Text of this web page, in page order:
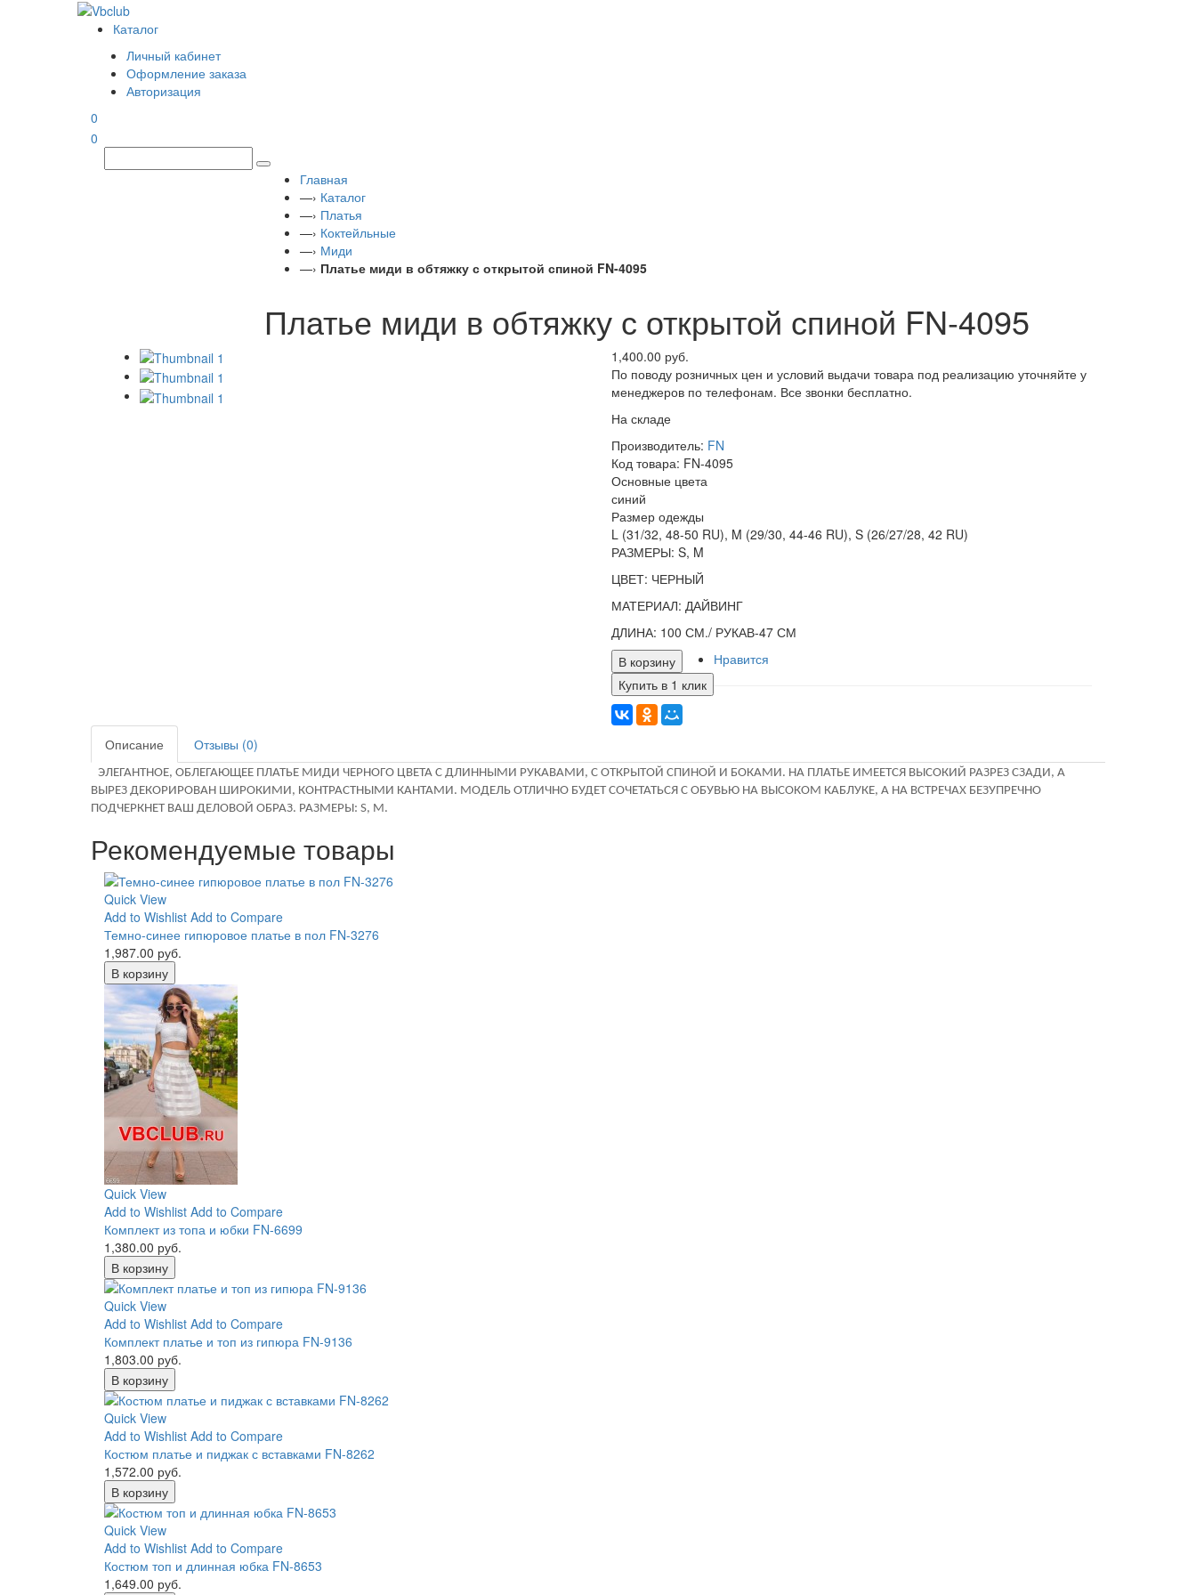
Каталог
Личный кабинет
Оформление заказа
Авторизация
0
0
Главная
—› Каталог
—› Платья
—› Коктейльные
—› Миди
—› Платье миди в обтяжку с открытой спиной FN-4095
Платье миди в обтяжку с открытой спиной FN-4095
1,400.00 руб.
По поводу розничных цен и условий выдачи товара под реализацию уточняйте у
менеджеров по телефонам. Все звонки бесплатно.
На складе
Производитель: FN
Код товара: FN-4095
Основные цвета
синий
Размер одежды
L (31/32, 48-50 RU), M (29/30, 44-46 RU), S (26/27/28, 42 RU)
РАЗМЕРЫ: S, M
ЦВЕТ: ЧЕРНЫЙ
МАТЕРИАЛ: ДАЙВИНГ
ДЛИНА: 100 СМ./ РУКАВ-47 СМ
В корзину
Купить в 1 клик
Нравится
Описание Отзывы (0)
ЭЛЕГАНТНОЕ, ОБЛЕГАЮЩЕЕ ПЛАТЬЕ МИДИ ЧЕРНОГО ЦВЕТА С ДЛИННЫМИ РУКАВАМИ, С ОТКРЫТОЙ СПИНОЙ И БОКАМИ. НА ПЛАТЬЕ ИМЕЕТСЯ ВЫСОКИЙ РАЗРЕЗ СЗАДИ, А
ВЫРЕЗ ДЕКОРИРОВАН ШИРОКИМИ, КОНТРАСТНЫМИ КАНТАМИ. МОДЕЛЬ ОТЛИЧНО БУДЕТ СОЧЕТАТЬСЯ С ОБУВЬЮ НА ВЫСОКОМ КАБЛУКЕ, А НА ВСТРЕЧАХ БЕЗУПРЕЧНО
ПОДЧЕРКНЕТ ВАШ ДЕЛОВОЙ ОБРАЗ. РАЗМЕРЫ: S, M.
Рекомендуемые товары
Quick View
Add to Wishlist Add to Compare
Темно-синее гипюровое платье в пол FN-3276
1,987.00 руб.
В корзину
Quick View
Add to Wishlist Add to Compare
Комплект из топа и юбки FN-6699
1,380.00 руб.
В корзину
Quick View
Add to Wishlist Add to Compare
Комплект платье и топ из гипюра FN-9136
1,803.00 руб.
В корзину
Quick View
Add to Wishlist Add to Compare
Костюм платье и пиджак с вставками FN-8262
1,572.00 руб.
В корзину
Quick View
Add to Wishlist Add to Compare
Костюм топ и длинная юбка FN-8653
1,649.00 руб.